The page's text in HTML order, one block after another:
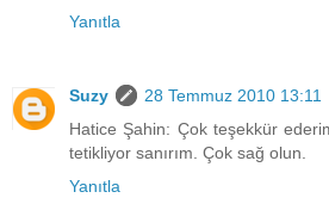
Yanıtla
Suzy
28 Temmuz 2010 13:11
Hatice Şahin: Çok teşekkür
tetikliyor sanırım. Çok sağ olun.
Yanıtla